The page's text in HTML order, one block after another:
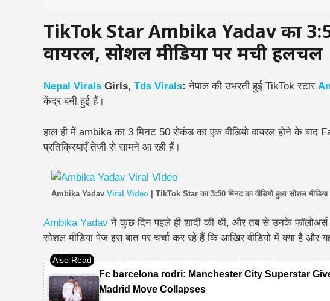
TikTok Star Ambika Yadav का
वायरल, सोशल मीडिया पर मची हलचल
Nepal Virals Girls, Tds Virals: नेपाल की उभरती हुई TikTok स्टार
केंद्र बनी हुई हैं।
हाल ही में ambika का 3 मिनट 50 सेकंड का एक वीडियो वायरल होने के
प्रतिक्रियाएँ तेज़ी से सामने आ रही हैं।
Ambika Yadav Viral Video| TikTok Star का 3:50 मिनट का वीडियो हुआ सोशल मीडिया
Ambika Yadav ने कुछ दिन पहले ही शादी की थी, और तब से उनके फॉलोअर्स
सोशल मीडिया पेज इस बात पर चर्चा कर रहे हैं कि आखिर वीडियो में क्या है और
Fc barcelona rodri: Manchester City Superstar
Madrid Move Collapses